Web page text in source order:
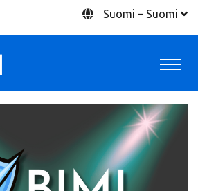
Suomi – Suomi